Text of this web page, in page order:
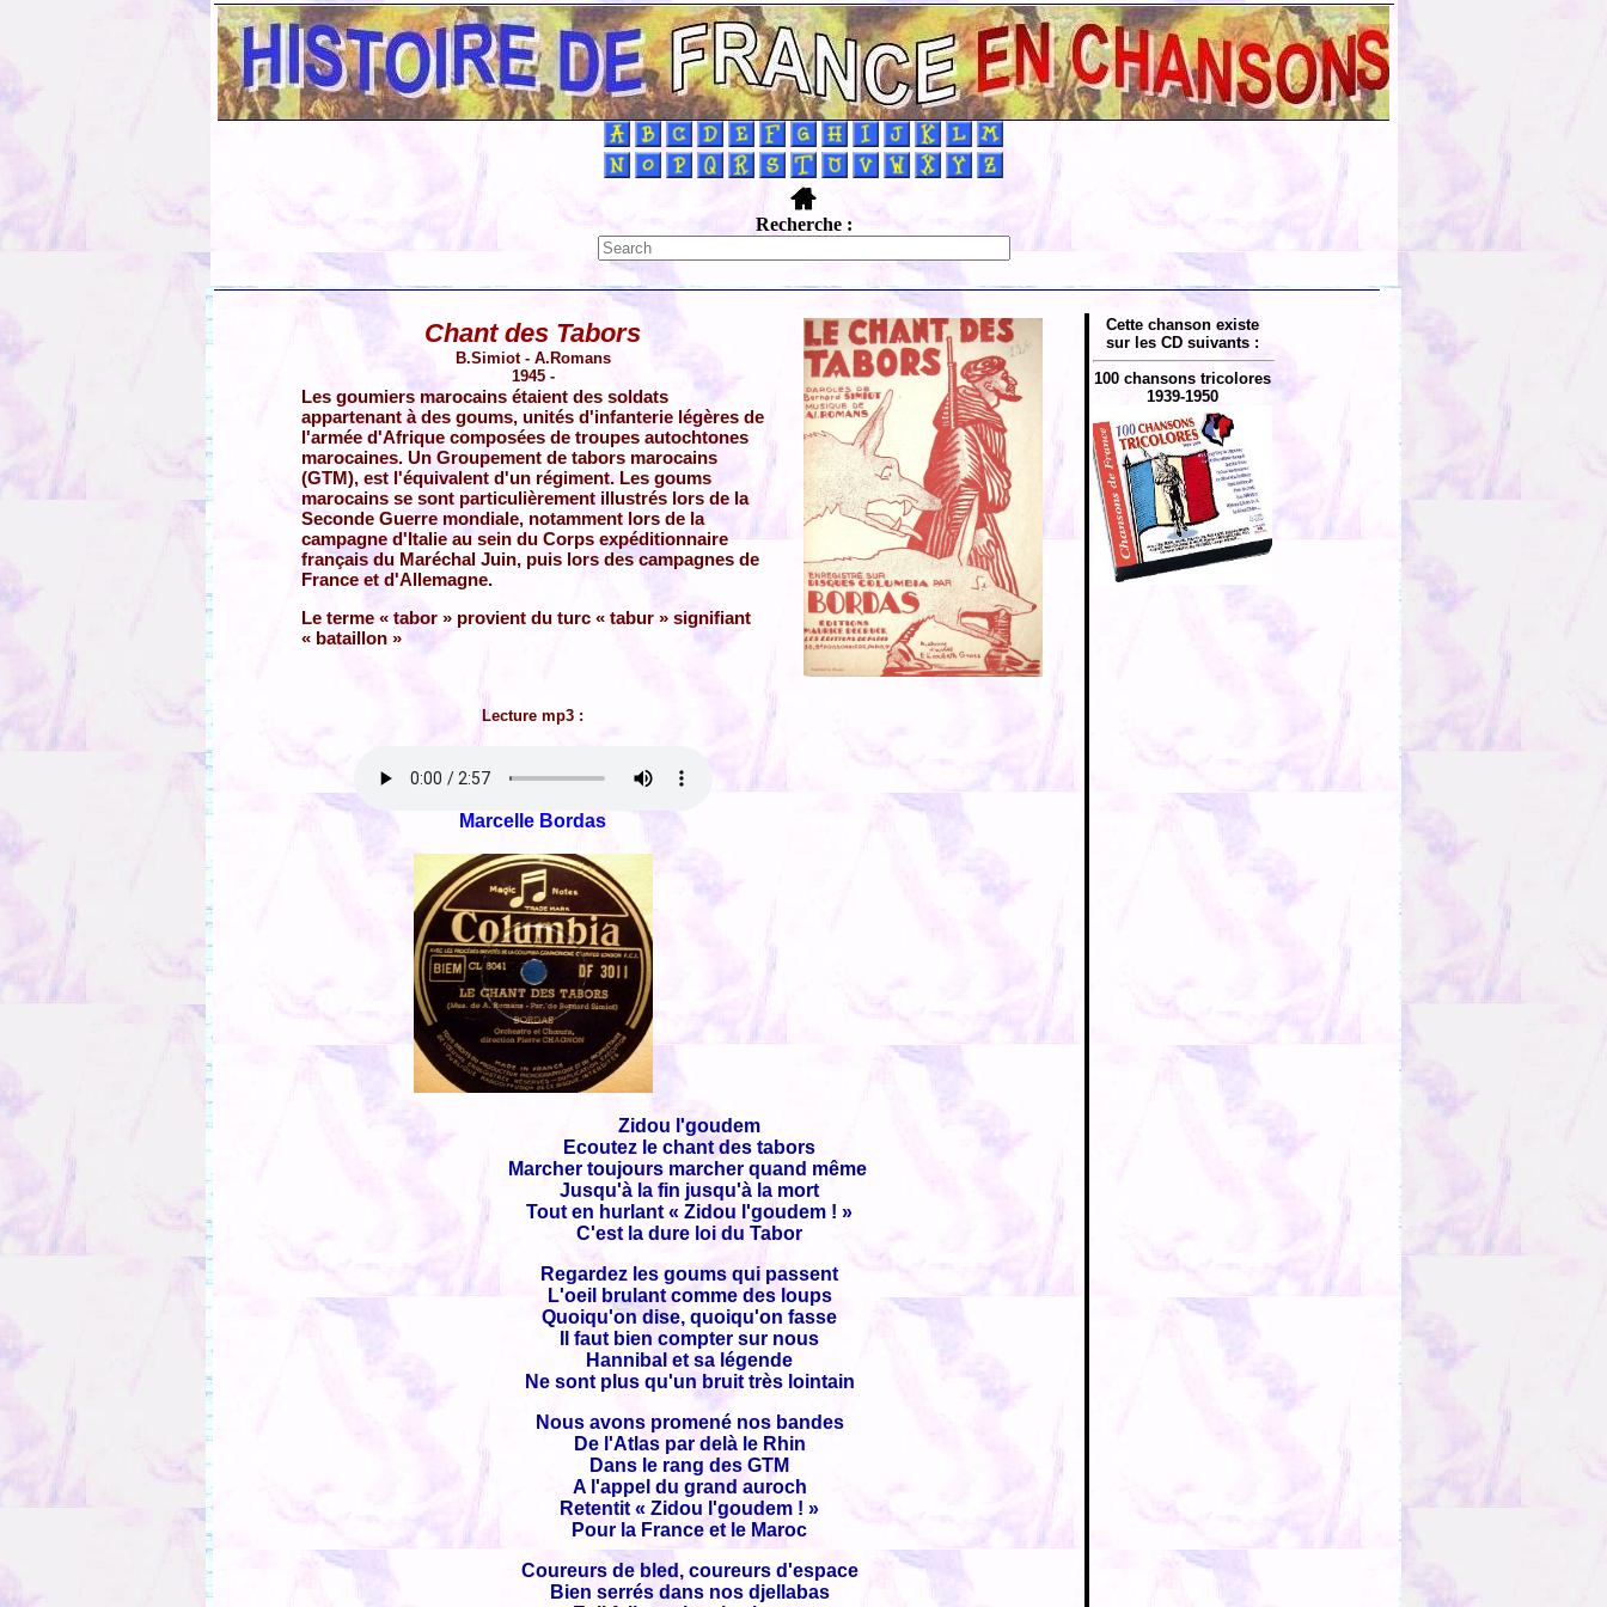
Recherche :
Chant des Tabors
B.Simiot - A.Romans
1945 -
Les goumiers marocains étaient des soldats
appartenant à des goums, unités d'infanterie légères de
l'armée d'Afrique composées de troupes autochtones
marocaines. Un Groupement de tabors marocains
(GTM), est l'équivalent d'un régiment. Les goums
marocains se sont particulièrement illustrés lors de la
Seconde Guerre mondiale, notamment lors de la
campagne d'Italie au sein du Corps expéditionnaire
français du Maréchal Juin, puis lors des campagnes de
France et d'Allemagne.
Le terme « tabor » provient du turc « tabur » signifiant
« bataillon »
Lecture mp3 :
Marcelle Bordas
Zidou l'goudem
Ecoutez le chant des tabors
Marcher toujours marcher quand même
Jusqu'à la fin jusqu'à la mort
Tout en hurlant « Zidou l'goudem ! »
C'est la dure loi du Tabor
Regardez les goums qui passent
L'oeil brulant comme des loups
Quoiqu'on dise, quoiqu'on fasse
Il faut bien compter sur nous
Hannibal et sa légende
Ne sont plus qu'un bruit très lointain
Nous avons promené nos bandes
De l'Atlas par delà le Rhin
Dans le rang des GTM
A l'appel du grand auroch
Retentit « Zidou l'goudem ! »
Pour la France et le Maroc
Coureurs de bled, coureurs d'espace
Bien serrés dans nos djellabas
Cette chanson existe
sur les CD suivants :
100 chansons tricolores
1939-1950